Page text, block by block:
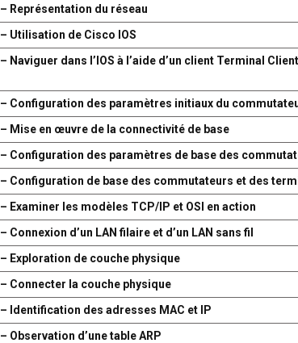
Représentation du réseau
Utilisation de Cisco IOS
Naviguer dans l’IOS à l’aide d’un client Terminal
Configuration des paramètres initiaux du
Mise en œuvre de la connectivité de base
Configuration des paramètres de base des
Configuration de base des commutateurs et des
Examiner les modèles TCP/IP et OSI en action
d’un LAN filaire et d’un LAN sans fil
Exploration de couche physique
Connecter la couche physique
Identification des adresses MAC et IP
Observation d’une table ARP